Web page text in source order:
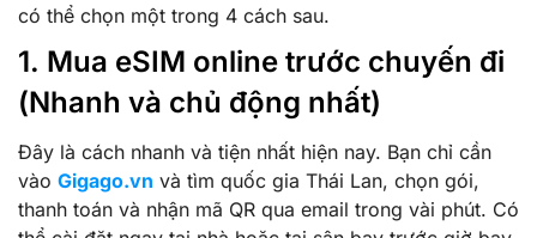
có thể chọn một trong 4 cách sau.
1. Mua eSIM online trước chuyến đi
(Nhanh và chủ động nhất)
Đây là cách nhanh và tiện nhất hiện nay. Bạn chỉ cần
vào Gigago.vn và tìm quốc gia Thái Lan, chọn gói,
thanh toán và nhận mã QR qua email trong vài phút. Có